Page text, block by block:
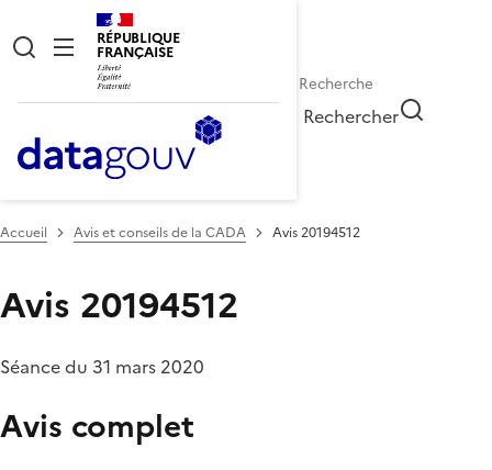
RÉPUBLIQUE
FRANÇAISE
Rechercher
Accueil Avis et conseils de la CADA Avis 20194512
Avis 20194512
Séance du 31 mars 2020
Avis complet